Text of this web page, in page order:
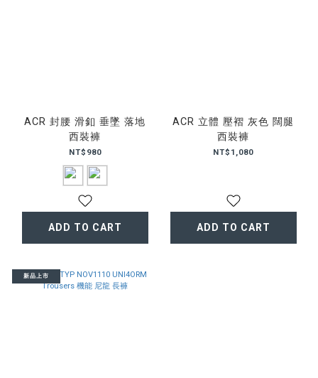
ACR 封腰 滑釦 垂墜 落地
西裝褲
NT$980
ADD TO CART
ACR 立體 壓褶 灰色 闊腿
西裝褲
NT$1,080
ADD TO CART
新品上市